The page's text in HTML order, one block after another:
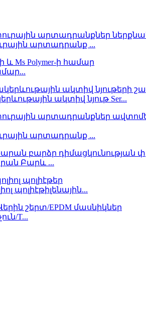
արտադրանք ...
ակտիվ նյութ Ser...
արտադրանք ...
Բարև ...
պոլիէթիլենային...
T...